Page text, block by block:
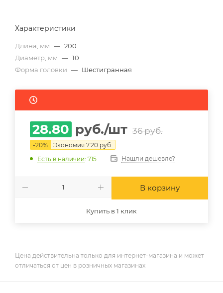
Характеристики
Длина, мм — 200
Диаметр, мм — 10
Форма головки — Шестигранная
28.80 руб./шт 36руб.
-20% Экономия 7.20 руб.
Есть в наличии: 715 Нашли дешевле?
В корзину
Купить в 1 клик
Цена действительна только для интернет-магазина и может
отличаться от цен в розничных магазинах